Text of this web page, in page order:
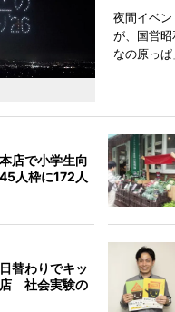
夜間イベン
が、国営
なの原っぱ
店で小学生向
人枠に172人
替わりでキッ
社会実験の